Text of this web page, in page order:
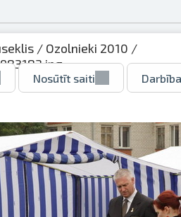
/ Ozolnieki 2010 /
Nosūtīt saiti